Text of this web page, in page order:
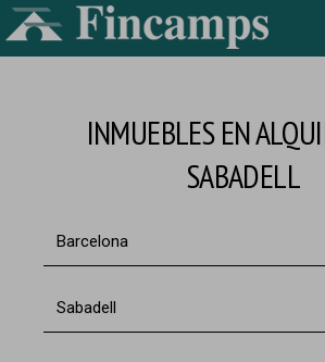
INMUEBLES EN
SABADELL
Barcelona
Sabadell